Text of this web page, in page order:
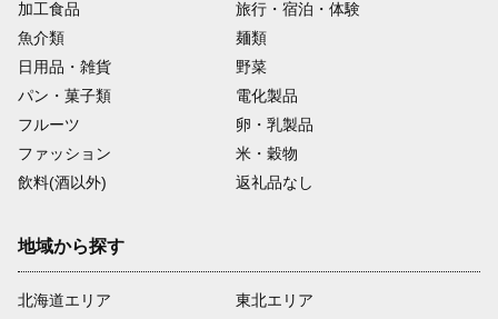
加工食品
旅行・宿泊・体験
魚介類
麺類
日用品・雑貨
野菜
パン・菓子類
電化製品
フルーツ
卵・乳製品
ファッション
米・穀物
飲料(酒以外)
返礼品なし
地域から探す
北海道エリア
東北エリア